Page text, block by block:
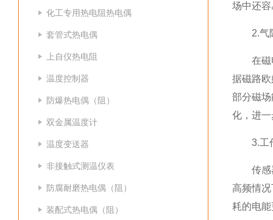
化工专用热电阻热电偶
套管式热电偶
上自仪热电阻
温度控制器
防爆热电偶（阻）
双金属温度计
温度变送器
非接触式测温仪表
防腐耐磨热电偶（阻）
装配式热电偶（阻）
场中还
2.气隙
在磁电
据磁路
部分磁
化，进
3.工作
传感器
高频情
耗的电